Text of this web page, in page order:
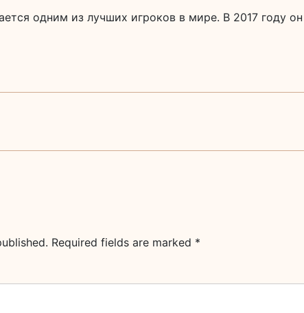
одним из лучших игроков в мире. В 2017 году
Required fields are marked *